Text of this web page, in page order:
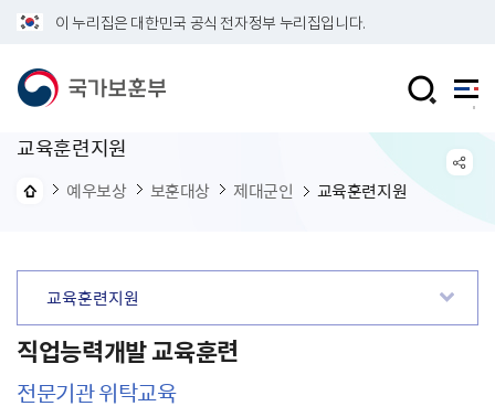
이 누리집은 대한민국 공식 전자정부 누리집입니다.
교육훈련지원
예우보상 보훈대상 제대군인 교육훈련지원
교육훈련지원
직업능력개발 교육훈련
전문기관 위탁교육